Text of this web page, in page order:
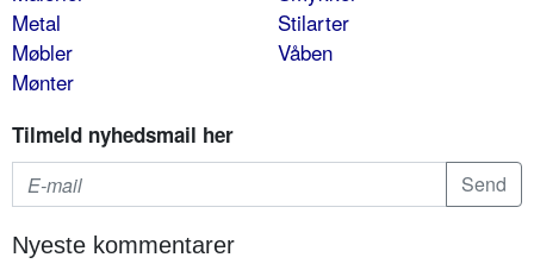
Metal
Møbler
Mønter
Stilarter
Våben
Tilmeld nyhedsmail her
Nyeste kommentarer